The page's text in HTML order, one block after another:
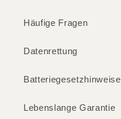
Häufige Fragen
Datenrettung
Batteriegesetzhinweise
Lebenslange Garantie